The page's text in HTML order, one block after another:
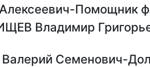
Помощник
Владимир
Семенович-